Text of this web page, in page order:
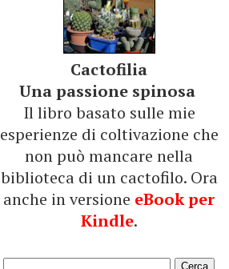
Cactofilia
Una passione spinosa
Il libro basato sulle mie
esperienze di coltivazione che
non può mancare nella
biblioteca di un cactofilo. Ora
anche in versione eBook per
Kindle.